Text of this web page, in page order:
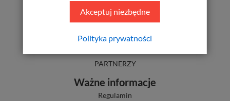
Solano
O marce
PARTNERZY
Ważne informacje
Regulamin
Akceptuj niezbędne
Polityka prywatności